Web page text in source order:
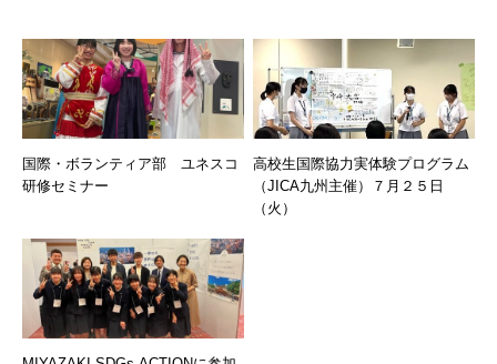
国際・ボランティア部 ユネスコ
研修セミナー
高校生国際協力実体験プログラム
（JICA九州主催）７月２５日
（火）